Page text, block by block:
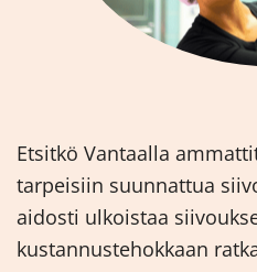
Etsitkö Vantaalla
tarpeisiin suunnattua
aidosti ulkoistaa
kustannustehokkaan